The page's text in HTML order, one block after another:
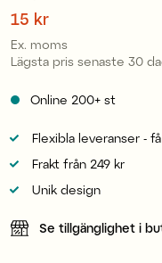
Pris:15 kr
15 kr
Ex. moms
Lägsta pris senaste 30
Online 200+ st
Flexibla leveranser -
Frakt från 249 kr
Unik design
Se tillgänglighet i